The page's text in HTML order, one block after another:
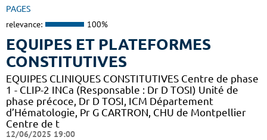
PAGES
relevance: 100%
EQUIPES ET PLATEFORMES
CONSTITUTIVES
EQUIPES CLINIQUES CONSTITUTIVES Centre de phase
1 - CLIP-2 INCa (Responsable : Dr D TOSI) Unité de
phase précoce, Dr D TOSI, ICM Département
d’Hématologie, Pr G CARTRON, CHU de Montpellier
Centre de t
12/06/2025 19:00